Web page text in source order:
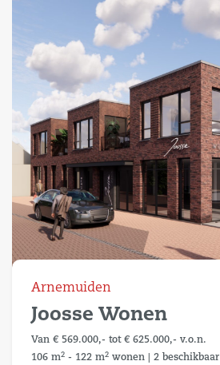
Arnemuiden
Joosse Wonen
Van € 569.000,- tot € 625.000,- v.o.n.
106 m2 - 122 m2 wonen 2 beschikbaar